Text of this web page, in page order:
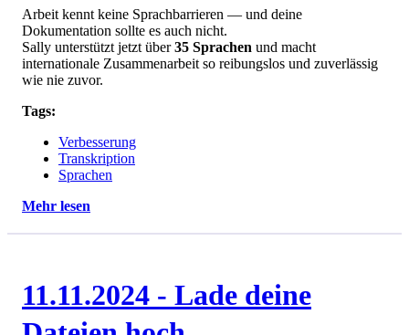
Arbeit kennt keine Sprachbarrieren — und deine
Dokumentation sollte es auch nicht.
Sally unterstützt jetzt über35 Sprachen und macht
internationale Zusammenarbeit so reibungslos und zuverlässig
wie nie zuvor.
Tags:
Verbesserung
Transkription
Sprachen
Mehr lesen
11.11.2024 - Lade deine